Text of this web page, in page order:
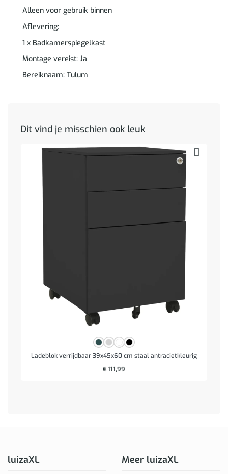
Alleen voor gebruik binnen
Aflevering:
1 x Badkamerspiegelkast
Montage vereist: Ja
Bereiknaam: Tulum
Dit vind je misschien ook leuk
Ladeblok verrijdbaar 39x45x60 cm staal antracietkleurig
€111,99
luizaXL Meer luizaXL